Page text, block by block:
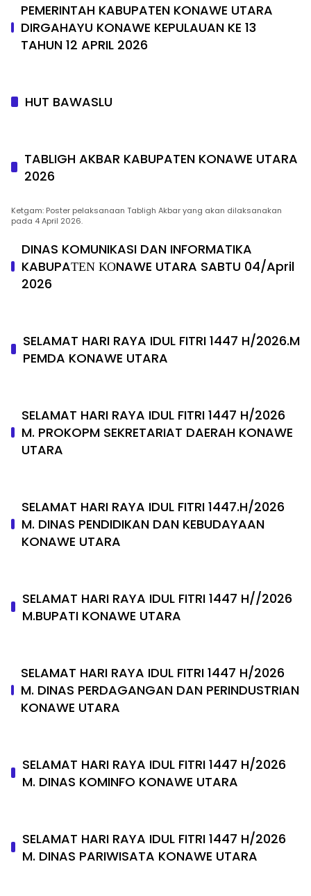
PEMERINTAH KABUPATEN KONAWE UTARA
DIRGAHAYU KONAWE KEPULAUAN KE 13
TAHUN 12 APRIL 2026
HUT BAWASLU
TABLIGH AKBAR KABUPATEN KONAWE UTARA
2026
Ketgam: Poster pelaksanaan Tabligh Akbar yang akan dilaksanakan
pada 4 April 2026.
DINAS KOMUNIKASI DAN INFORMATIKA
KABUPAΤΕΝ ΚΟNAWE UTARA SABTU 04/April
2026
SELAMAT HARI RAYA IDUL FITRI 1447 H/2026.M
PEMDA KONAWE UTARA
SELAMAT HARI RAYA IDUL FITRI 1447 H/2026
M. PROKOPM SEKRETARIAT DAERAH KONAWE
UTARA
SELAMAT HARI RAYA IDUL FITRI 1447.H/2026
M. DINAS PENDIDIKAN DAN KEBUDAYAAN
KONAWE UTARA
SELAMAT HARI RAYA IDUL FITRI 1447 H//2026
M.BUPATI KONAWE UTARA
SELAMAT HARI RAYA IDUL FITRI 1447 H/2026
M. DINAS PERDAGANGAN DAN PERINDUSTRIAN
KONAWE UTARA
SELAMAT HARI RAYA IDUL FITRI 1447 H/2026
M. DINAS KOMINFO KONAWE UTARA
SELAMAT HARI RAYA IDUL FITRI 1447 H/2026
M. DINAS PARIWISATA KONAWE UTARA